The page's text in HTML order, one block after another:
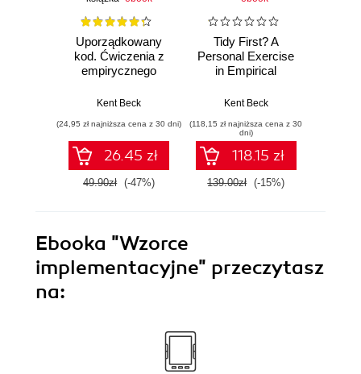
Uporządkowany
kod. Ćwiczenia z
empirycznego
oprogramowania
Kent Beck
(24,95 zł najniższa cena z 30 dni)
26.45 zł
49.90zł (-47%)
Tidy First? A
Personal Exercise
in Empirical
Kent Beck
(118,15 zł najniższa cena z 30
dni)
118.15 zł
139.00zł (-15%)
Ebooka "Wzorce
implementacyjne" przeczytasz
na: